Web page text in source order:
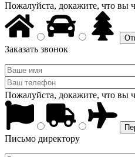
Пожалуйста, докажите, что вы
Заказать звонок
Пожалуйста, докажите, что вы
Письмо директору